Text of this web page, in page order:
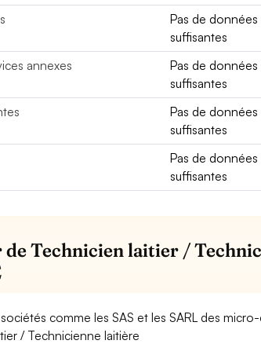
Pas de données
suffisantes
annexes
Pas de données
suffisantes
Pas de données
suffisantes
Pas de données
suffisantes
de Technicien laitier /
comme les SAS et les SARL des
/ Technicienne laitière